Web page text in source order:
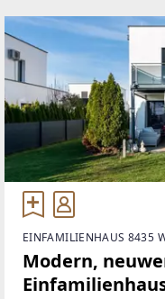
EINFAMILIENHAUS 8435
Modern,